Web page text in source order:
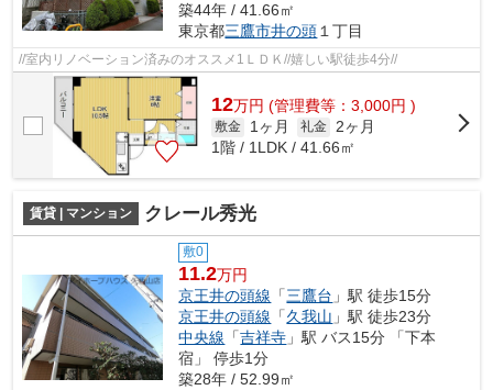
築44年 / 41.66㎡
東京都三鷹市井の頭 １丁目
//室内リノベーション済みのオススメ1ＬＤＫ//嬉しい駅徒歩4分//
12万円 (管理費等：3,000円 )
敷金 1ヶ月 礼金
2ヶ月
1階 / 1LDK / 41.66㎡
賃貸 | マンション クレール秀光
敷0
11.2万円
京王井の頭線 「三鷹台 」駅 徒歩15分
京王井の頭線 「久我山 」駅 徒歩23分
中央線 「吉祥寺 」駅 バス15分 「下本
宿」 停歩1分
築28年 / 52.99㎡